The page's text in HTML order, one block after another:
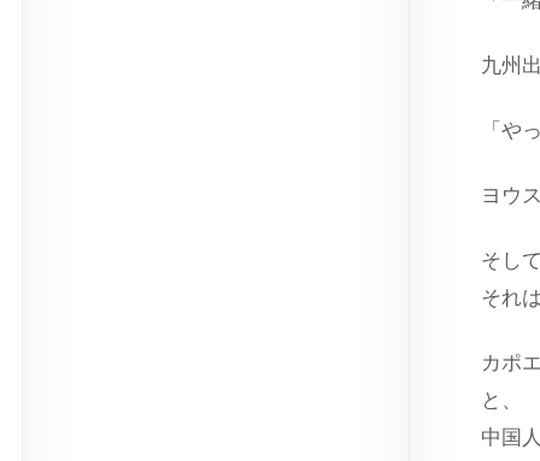
九州
「や
ヨウ
そし
それ
カポ
と、
中国